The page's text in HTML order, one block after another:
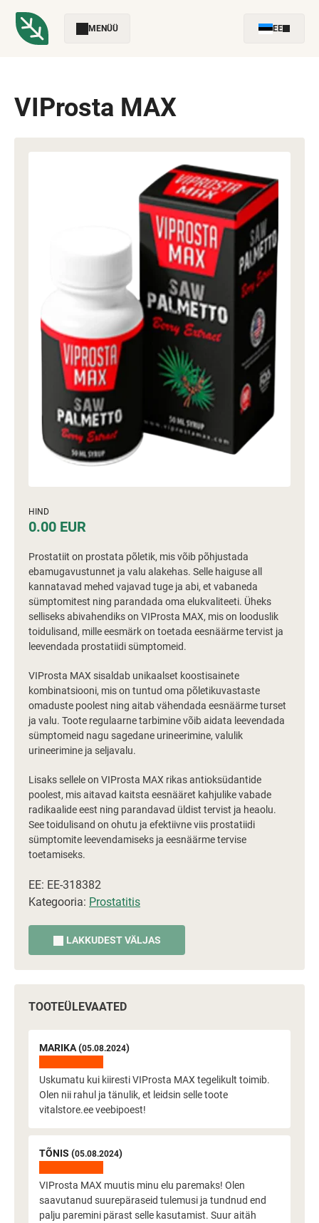
MENÜÜ EE
VIProsta MAX
HIND
0.00 EUR
Prostatiit on prostata põletik, mis võib põhjustada
ebamugavustunnet ja valu alakehas. Selle haiguse all
kannatavad mehed vajavad tuge ja abi, et vabaneda
sümptomitest ning parandada oma elukvaliteeti. Üheks
selliseks abivahendiks on VIProsta MAX, mis on looduslik
toidulisand, mille eesmärk on toetada eesnäärme tervist ja
leevendada prostatiidi sümptomeid.
VIProsta MAX sisaldab unikaalset koostisainete
kombinatsiooni, mis on tuntud oma põletikuvastaste
omaduste poolest ning aitab vähendada eesnäärme turset
ja valu. Toote regulaarne tarbimine võib aidata leevendada
sümptomeid nagu sagedane urineerimine, valulik
urineerimine ja seljavalu.
Lisaks sellele on VIProsta MAX rikas antioksüdantide
poolest, mis aitavad kaitsta eesnääret kahjulike vabade
radikaalide eest ning parandavad üldist tervist ja heaolu.
See toidulisand on ohutu ja efektiivne viis prostatiidi
sümptomite leevendamiseks ja eesnäärme tervise
toetamiseks.
EE: EE-318382
Kategooria: Prostatitis
LAKKUDEST VÄLJAS
TOOTEÜLEVAATED
MARIKA (05.08.2024)
Uskumatu kui kiiresti VIProsta MAX tegelikult toimib.
Olen nii rahul ja tänulik, et leidsin selle toote
vitalstore.ee veebipoest!
TÕNIS (05.08.2024)
VIProsta MAX muutis minu elu paremaks! Olen
saavutanud suurepäraseid tulemusi ja tundnud end
palju paremini pärast selle kasutamist. Suur aitäh